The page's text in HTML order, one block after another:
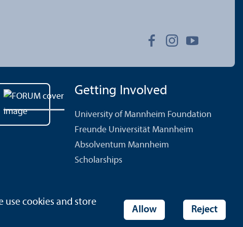
Getting Involved
University of Mannheim Foundation
Freunde Universität Mannheim
Absolventum Mannheim
Scholarships
cookies and store
Allow Reject